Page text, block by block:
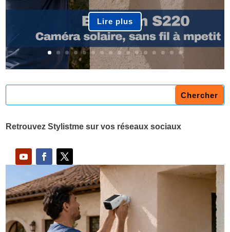
Lire plus
Retrouvez Stylistme sur vos réseaux sociaux